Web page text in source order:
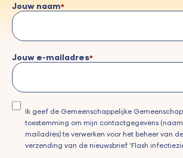
Jouw naam
Jouw e-mailadres
Ik geef de Gemeenschappelijke
toestemming om mijn contactgegevens
mailadres) te verwerken voor het beheer van
verzending van de nieuwsbrief 'Flash